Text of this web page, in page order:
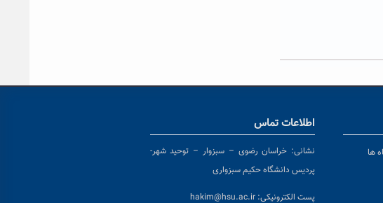
ها
اطلاعات تماس
نشانی: خراسان رضوی – سبزوار – توحید شهر-
پردیس دانشگاه حکیم سبزواری
پست الکترونیکی: hakim@hsu.ac.ir